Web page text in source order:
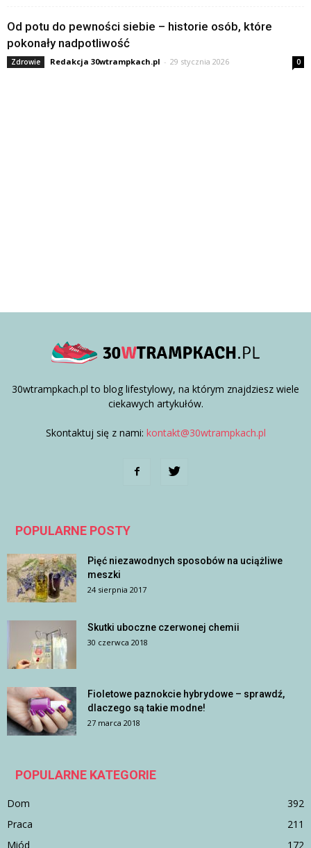
Od potu do pewności siebie – historie osób, które
pokonały nadpotliwość
Zdrowie Redakcja 30wtrampkach.pl - 29 stycznia 2026 0
30wtrampkach.pl to blog lifestylowy, na którym znajdziesz wiele
ciekawych artykułów.
Skontaktuj się z nami: kontakt@30wtrampkach.pl
POPULARNE POSTY
Pięć niezawodnych sposobów na uciążliwe
meszki
24 sierpnia 2017
Skutki uboczne czerwonej chemii
30 czerwca 2018
Fioletowe paznokcie hybrydowe – sprawdź,
dlaczego są takie modne!
27 marca 2018
POPULARNE KATEGORIE
Dom
392
Praca
211
Miód
172